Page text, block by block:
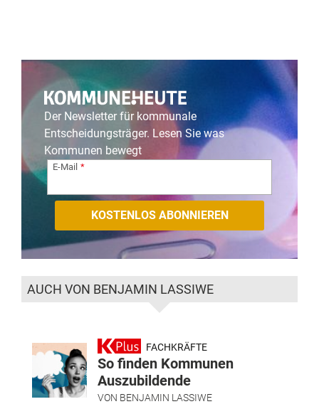
Der Newsletter für kommunale
Entscheidungsträger. Lesen Sie was
Kommunen bewegt
E-Mail
AUCH VON BENJAMIN LASSIWE
FACHKRÄFTE
So finden Kommunen
Auszubildende
VON BENJAMIN LASSIWE